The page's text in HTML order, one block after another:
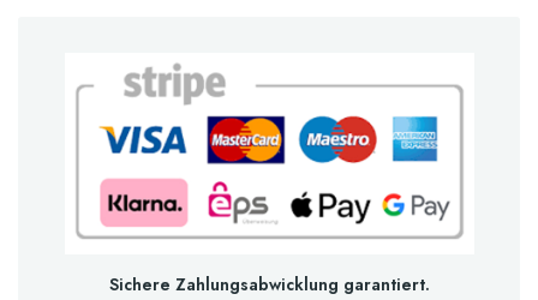
Sichere Zahlungsabwicklung garantiert.